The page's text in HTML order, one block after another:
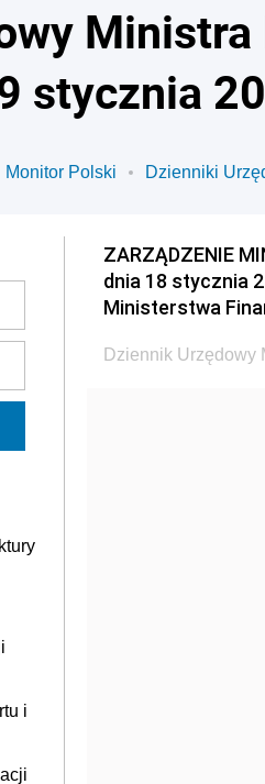
stycznia
Monitor Polski Dzienniki
i
ZARZĄDZENIE
dnia 18 stycznia
Ministerstwa
Dziennik Urzędowy